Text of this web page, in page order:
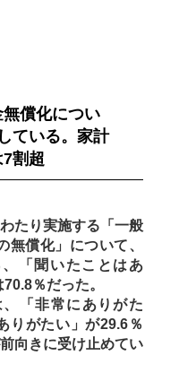
償化につい
ている。家計
割超
たり実施する「一般
無償化」について、
、「聞いたことはあ
％だった。
「非常にありがた
りがたい」が29.6％
向きに受け止めてい